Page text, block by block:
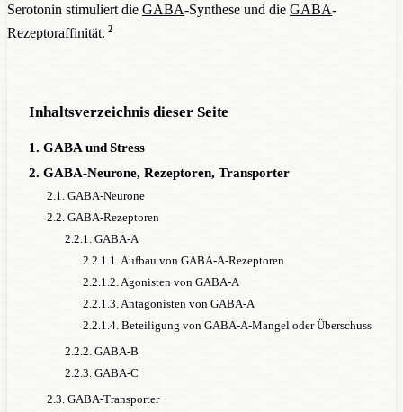
Serotonin stimuliert die GABA-Synthese und die GABA-
Rezeptoraffinität. 2
Inhaltsverzeichnis dieser Seite
1. GABA und Stress
2. GABA-Neurone, Rezeptoren, Transporter
2.1. GABA-Neurone
2.2. GABA-Rezeptoren
2.2.1. GABA-A
2.2.1.1. Aufbau von GABA-A-Rezeptoren
2.2.1.2. Agonisten von GABA-A
2.2.1.3. Antagonisten von GABA-A
2.2.1.4. Beteiligung von GABA-A-Mangel oder Überschuss
2.2.2. GABA-B
2.2.3. GABA-C
2.3. GABA-Transporter